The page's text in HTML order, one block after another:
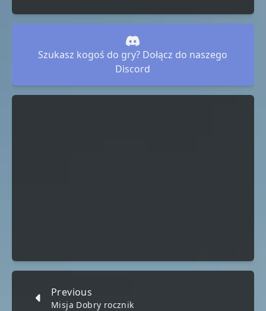
Szukasz kogoś do gry? Dołącz do naszego
Discord
Previous
Misja Dobry rocznik